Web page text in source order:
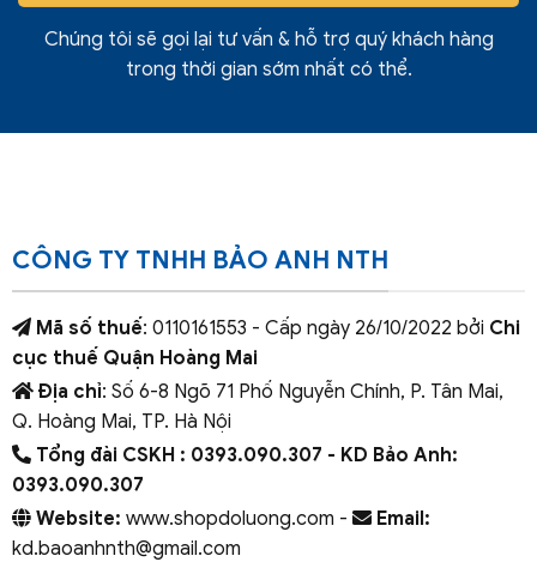
Chúng tôi sẽ gọi lại tư vấn & hỗ trợ quý khách hàng
trong thời gian sớm nhất có thể.
CÔNG TY TNHH BẢO ANH NTH
Mã số thuế: 0110161553 - Cấp ngày 26/10/2022 bởi Chi
cục thuế Quận Hoàng Mai
Địa chỉ: Số 6-8 Ngõ 71 Phố Nguyễn Chính, P. Tân Mai,
Q. Hoàng Mai, TP. Hà Nội
Tổng đài CSKH : 0393.090.307 - KD Bảo Anh:
0393.090.307
Website: www.shopdoluong.com -
Email:
kd.baoanhnth@gmail.com